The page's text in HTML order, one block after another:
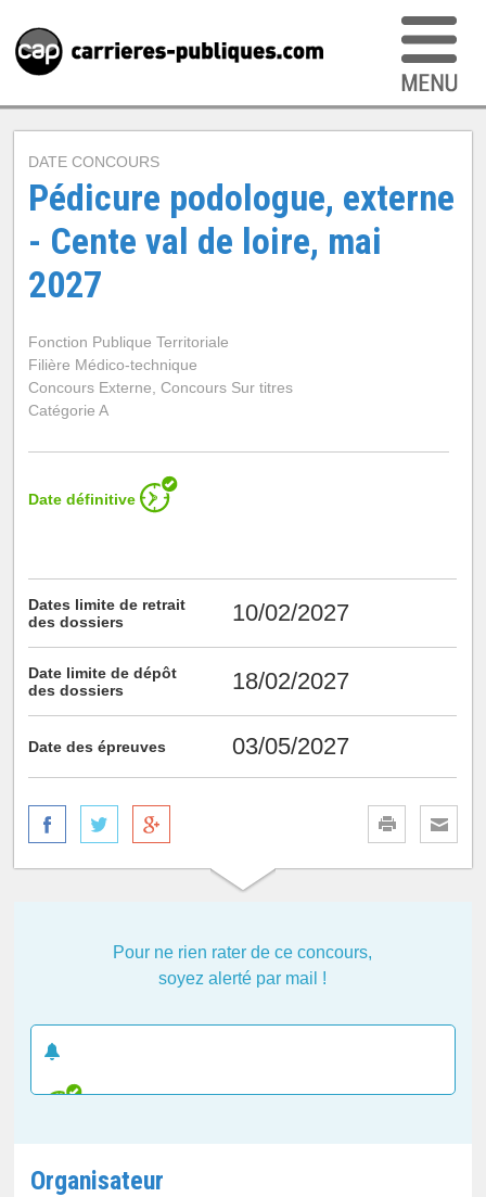
DATE CONCOURS
Pédicure podologue, externe
- Cente val de loire, mai
2027
Fonction Publique Territoriale
Filière Médico-technique
Concours Externe, Concours Sur titres
Catégorie A
Date définitive
Dates limite de retrait
des dossiers
10/02/2027
Date limite de dépôt
des dossiers
18/02/2027
Date des épreuves 03/05/2027
Pour ne rien rater de ce concours,
soyez alerté par mail !
Organisateur